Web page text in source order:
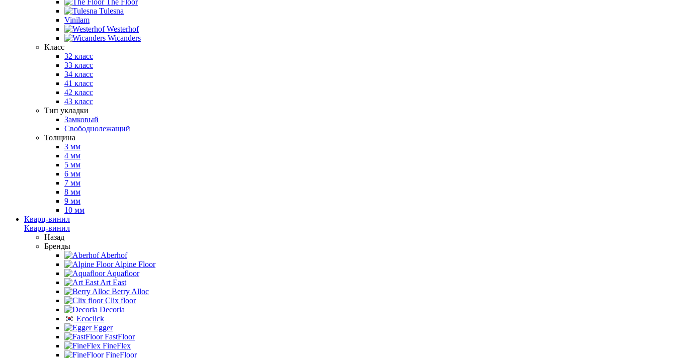
The Floor
Tulesna
Vinilam
Westerhof
Wicanders
Класс
32 класс
33 класс
34 класс
41 класс
42 класс
43 класс
Тип укладки
Замковый
Свободнолежащий
Толщина
3 мм
4 мм
5 мм
6 мм
7 мм
8 мм
9 мм
10 мм
Кварц-винил
Кварц-винил
Назад
Бренды
Aberhof
Alpine Floor
Aquafloor
Art East
Berry Alloc
Clix floor
Decoria
Ecoclick
Egger
FastFloor
FineFlex
FineFloor